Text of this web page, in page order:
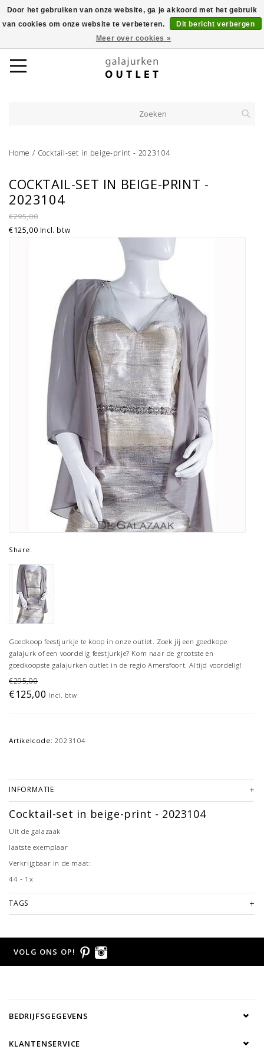
Home / Cocktail-set in beige-print - 2023104
COCKTAIL-SET IN BEIGE-PRINT -
2023104
€295,00
€125,00 Incl. btw
Share:
Goedkoop feestjurkje te koop in onze outlet. Zoek jij een goedkope
galajurk of een voordelig feestjurkje? Kom naar de grootste en
goedkoopste galajurken outlet in de regio Amersfoort. Altijd voordelig!
€295,00
€125,00 Incl. btw
Artikelcode: 2023104
INFORMATIE
Cocktail-set in beige-print - 2023104
Uit de galazaak
laatste exemplaar
Verkrijgbaar in de maat:
44 - 1x
TAGS
VOLG ONS OP!
BEDRIJFSGEGEVENS
KLANTENSERVICE
Door het gebruiken van onze website, ga je akkoord met het gebruik
van cookies om onze website te verbeteren.
Dit bericht verbergen
Meer over cookies »